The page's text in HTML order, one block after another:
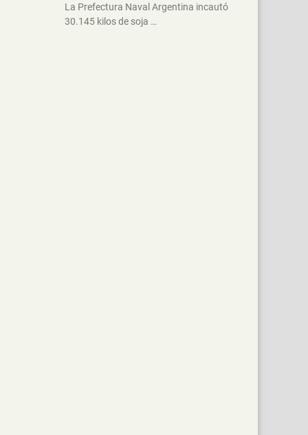
La Prefectura Naval Argentina incautó
30.145 kilos de soja …